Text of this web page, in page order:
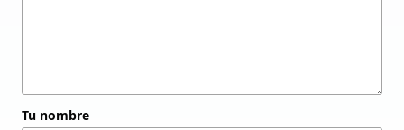
Tu nombre